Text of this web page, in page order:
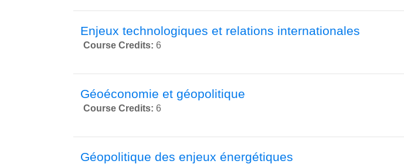
Enjeux technologiques et relations internationales
Course Credits: 6
Géoéconomie et géopolitique
Course Credits: 6
Géopolitique des enjeux énergétiques